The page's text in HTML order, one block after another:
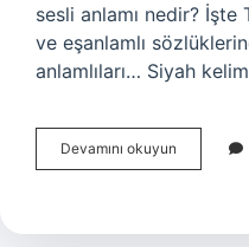
sesli anlamı nedir? İşte
ve eşanlamlı
anlamlıları… Siyah
Devamını okuyun
Ve
Anlamlı